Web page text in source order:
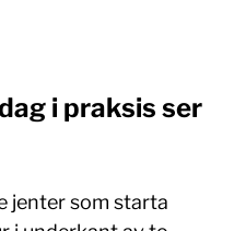
i praksis ser
jenter som starta